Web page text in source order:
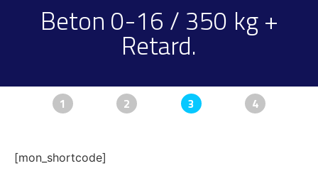
Beton 0-16 / 350 kg +
Retard.
1 2 3 4
[mon_shortcode]